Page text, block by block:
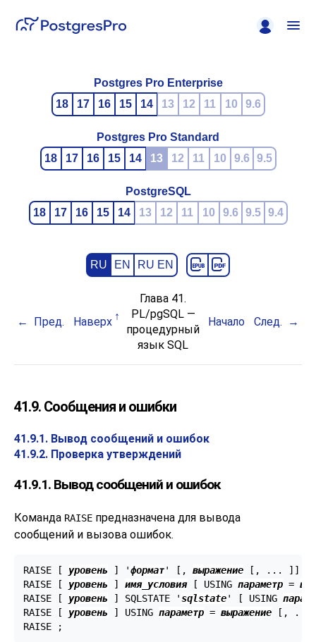
Postgres Pro Enterprise
18
17 16 15 14 13 12 11 10 9.6
Postgres Pro Standard
18
17 16 15 14 13 12 11 10 9.6 9.5
PostgreSQL
18
17 16 15 14 13 12 11 10 9.6 9.5 9.4
RU EN RU EN
Пред. Наверх
Глава 41.
PL/pgSQL—
процедурный
язык SQL
Начало След.
41.9. Сообщения и ошибки
41.9.1. Вывод сообщений и ошибок
41.9.2. Проверка утверждений
41.9.1. Вывод сообщений и ошибок
Команда RAISE предназначена для вывода
сообщений и вызова ошибок.
RAISE [ уровень ] 'формат' [ , выражение [ , ... ] ] [
RAISE [
уровень ] имя_условия [ USING параметр =
RAISE [
уровень ] SQLSTATE 'sqlstate' [ USING
RAISE [
уровень ] USING параметр = выражение [ , ...